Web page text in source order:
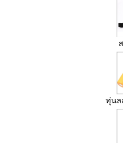
ทุ่นล